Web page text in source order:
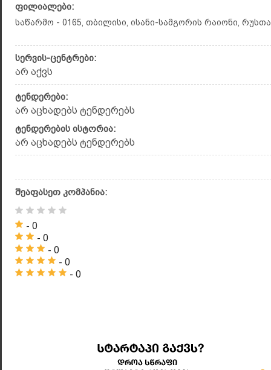
ფილიალები:
საწარმო - 0165, თბილისი, ისანი-სამგორის რაიონი,
სერვის-ცენტრები:
არ აქვს
ტენდერები:
არ აცხადებს ტენდერებს
ტენდერების ისტორია:
არ აცხადებს ტენდერებს
შეაფასეთ კომპანია:
- 0
- 0
- 0
- 0
- 0